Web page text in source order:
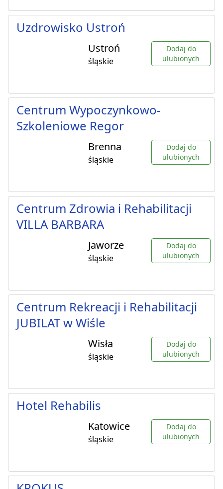
Uzdrowisko Ustroń
Ustroń
śląskie
Dodaj do
ulubionych
Centrum Wypoczynkowo-
Szkoleniowe Regor
Brenna
śląskie
Dodaj do
ulubionych
Centrum Zdrowia i Rehabilitacji
VILLA BARBARA
Jaworze
śląskie
Dodaj do
ulubionych
Centrum Rekreacji i Rehabilitacji
JUBILAT w Wiśle
Wisła
śląskie
Dodaj do
ulubionych
Hotel Rehabilis
Katowice
śląskie
Dodaj do
ulubionych